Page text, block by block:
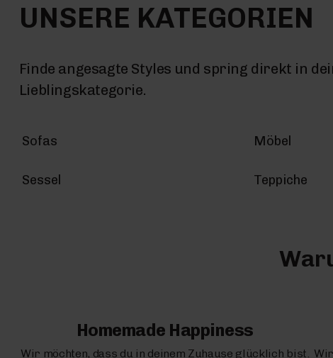
UNSERE KATEGORIEN
Finde angesagte Styles und spring direkt in
Lieblingskategorie.
Sofas Möbel
Sessel Teppiche
Homemade Happiness
Wir möchten, dass du in deinem Zuhause glücklich bist.